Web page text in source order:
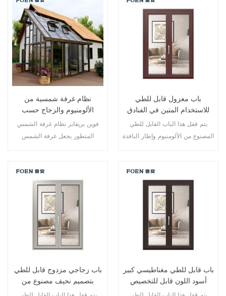
نظام غرفة شمسية من
الألومنيوم والزجاج حسب
الطلب
فوين بريفابر نظام غرفة الشمس
المتطور يجعل غرفة الشمس
باب معزول قابل للطي
للاستخدام المتين في الفنادق
المطلة على البحر
يتم قفل هذا الباب القابل للطي
المصنوع من الألومنيوم وإطار النافذة
مختلفة من الأبواب لتلبية الاحتياجات
باب زجاجي مزدوج قابل للطي
بتصميم نحيف مصنوع من
الألومنيوم
باب قابل للطي مغناطيسي كبير
أسود اللون قابل للتخصيص
للاستخدام المتين